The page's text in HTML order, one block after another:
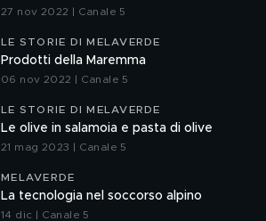
27 nov 2022 | Canale 5
LE STORIE DI MELAVERDE
Prodotti della Maremma
06 nov 2022 | Canale 5
LE STORIE DI MELAVERDE
Le olive in salamoia e pasta di olive
21 mag 2023 | Canale 5
MELAVERDE
La tecnologia nel soccorso alpino
14 dic | Canale 5